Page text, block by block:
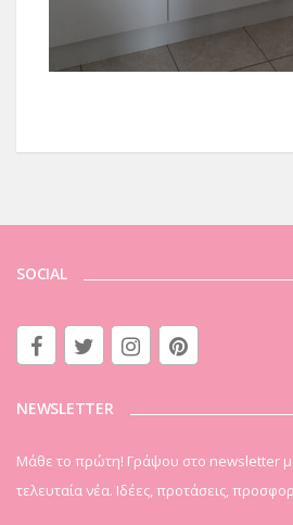
SOCIAL
NEWSLETTER
Μάθε το πρώτη! Γράψου στο newsletter
τελευταία νέα. Ιδέες, προτάσεις,